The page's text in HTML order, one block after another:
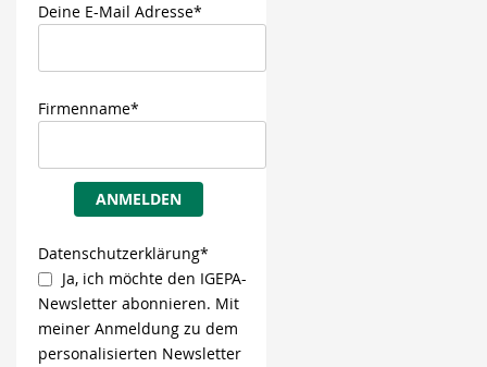
Deine E-Mail Adresse*
Firmenname*
ANMELDEN
Datenschutzerklärung*
Ja, ich möchte den IGEPA-
Newsletter abonnieren. Mit
meiner Anmeldung zu dem
personalisierten Newsletter